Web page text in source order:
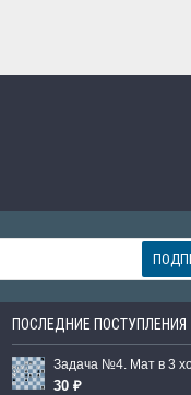
ПОСЛЕДНИЕ ПОСТУПЛЕНИЯ
Задача №4. Мат в 3
30 ₽